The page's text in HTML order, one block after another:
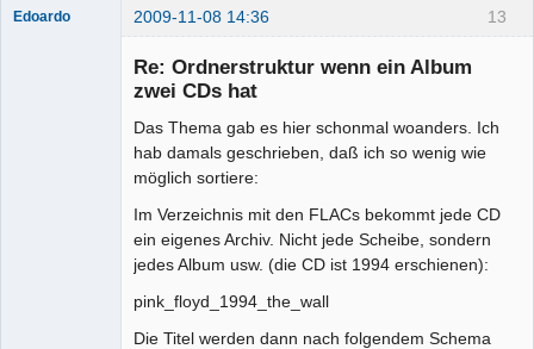
13
Edoardo 2009-11-08 14:36
Re: Ordnerstruktur wenn ein Album
zwei CDs hat
Das Thema gab es hier schonmal woanders. Ich
hab damals geschrieben, daß ich so wenig wie
möglich sortiere:
Im Verzeichnis mit den FLACs bekommt jede CD
ein eigenes Archiv. Nicht jede Scheibe, sondern
jedes Album usw. (die CD ist 1994 erschienen):
pink_floyd_1994_the_wall
Die Titel werden dann nach folgendem Schema